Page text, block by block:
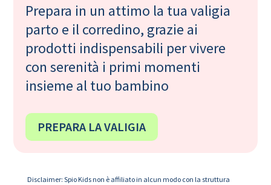
Prepara in un attimo la tua valigia
parto e il corredino, grazie ai
prodotti indispensabili per vivere
con serenità i primi momenti
insieme al tuo bambino
PREPARA LA VALIGIA
Disclaimer: Spio Kids non è affiliato in alcun modo con la struttura